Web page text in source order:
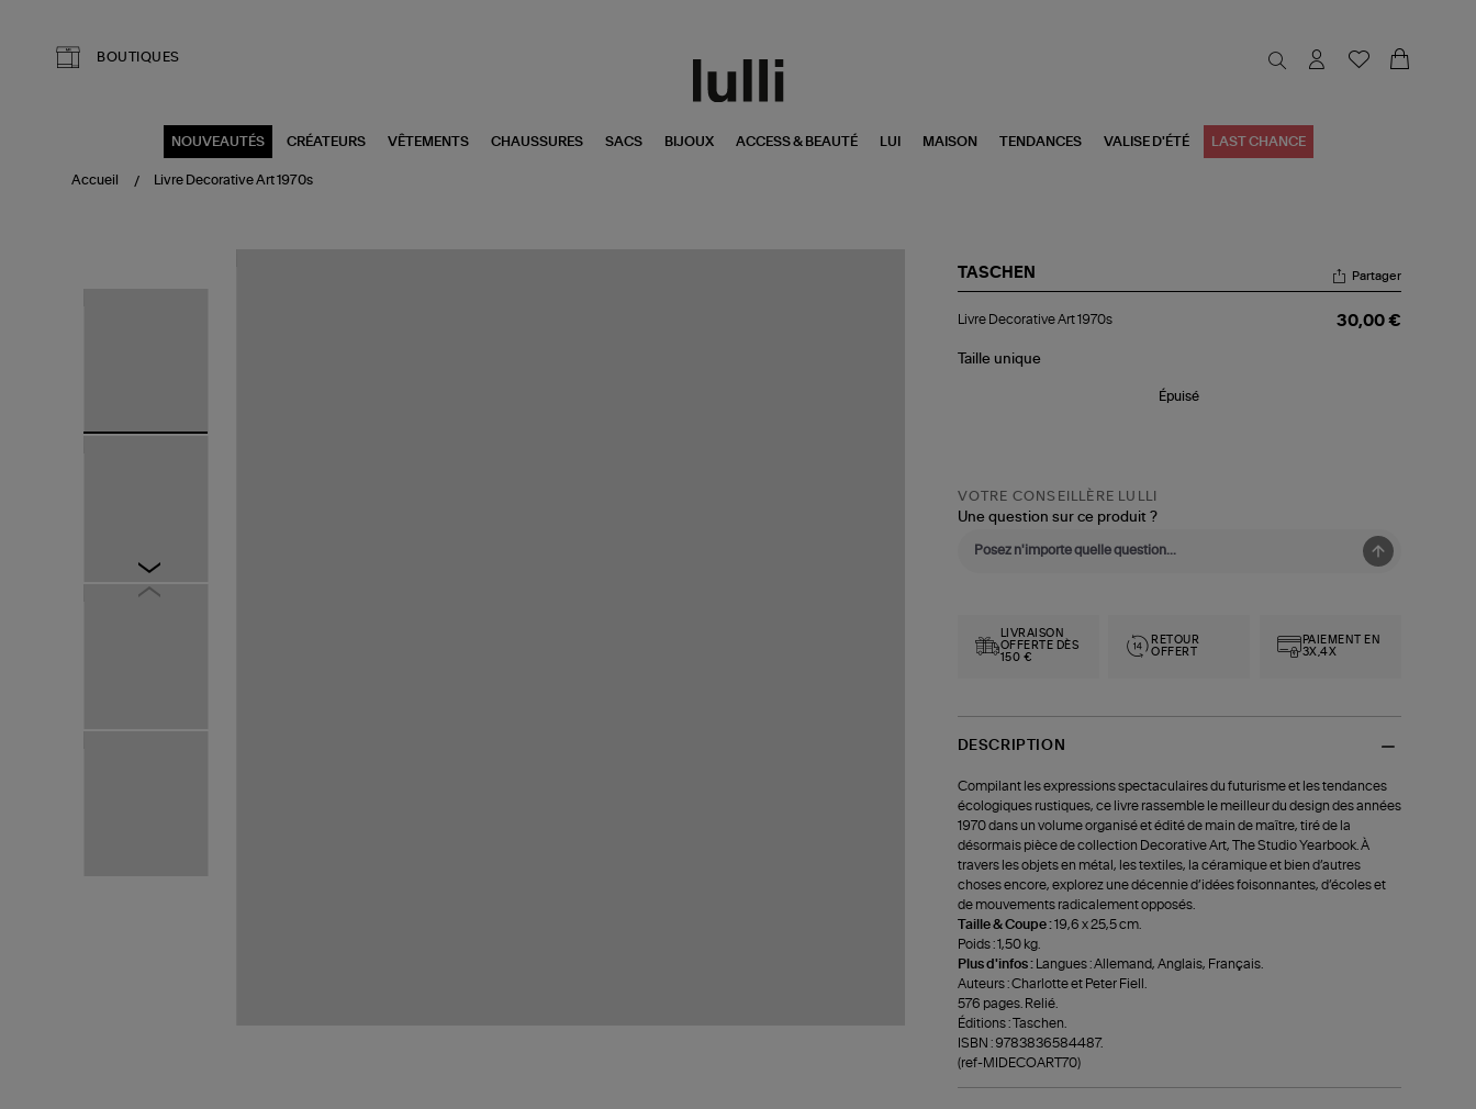
BOUTIQUES
NOUVEAUTÉS CRÉATEURS VÊTEMENTS CHAUSSURES SACS BIJOUX ACCESS & BEAUTÉ LUI MAISON TENDANCES VALISE D'ÉTÉ LAST CHANCE
Accueil Livre Decorative Art 1970s
TASCHEN
Decorative
1970s
Partager
Livre Decorative Art 1970s 30,00 €
Taille unique
Épuisé
VOTRE CONSEILLÈRE LULLI
Une question sur ce produit ?
LIVRAISON
OFFERTE DÈS
150 €
RETOUR
OFFERT
PAIEMENT EN
3X,4X
DESCRIPTION
Compilant les expressions spectaculaires du futurisme et les tendances
écologiques rustiques, ce livre rassemble le meilleur du design des années
1970 dans un volume organisé et édité de main de maître, tiré de la
désormais pièce de collection Decorative Art, The Studio Yearbook. À
travers les objets en métal, les textiles, la céramique et bien d’autres
choses encore, explorez une décennie d’idées foisonnantes, d’écoles et
de mouvements radicalement opposés.
Taille & Coupe :19,6 x 25,5 cm.
Poids : 1,50 kg.
Plus d'infos :
Langues : Allemand, Anglais, Français.
Auteurs : Charlotte et Peter Fiell.
576 pages. Relié.
Éditions : Taschen.
ISBN : 9783836584487.
(ref-MIDECOART70)